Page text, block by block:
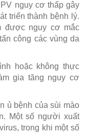
nguy cơ thấp gây
triển thành bệnh lý.
được nguy cơ mắc
công các vùng da
hoặc không thực
gia tăng nguy cơ
ủ bệnh của sùi mào
Một số người xuất
trong khi một số